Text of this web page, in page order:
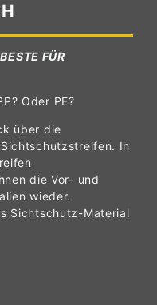
FÜR
Oder PE?
über die
In
die Vor- und
wieder.
Sichtschutz-Material